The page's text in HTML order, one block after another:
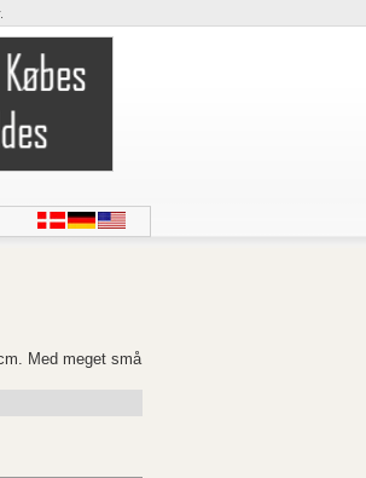
Med meget små